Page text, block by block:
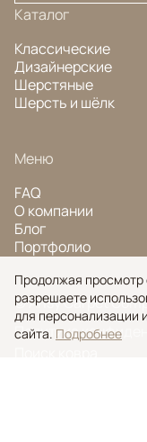
Каталог
Классические
Дизайнерские
Шерстяные
Шерсть и шёлк
Меню
FAQ
О компании
Блог
Портфолио
© Ansy Carpet
Политика
Продолжая просмотр
разрешаете
для персонализации
сайта. Подробнее